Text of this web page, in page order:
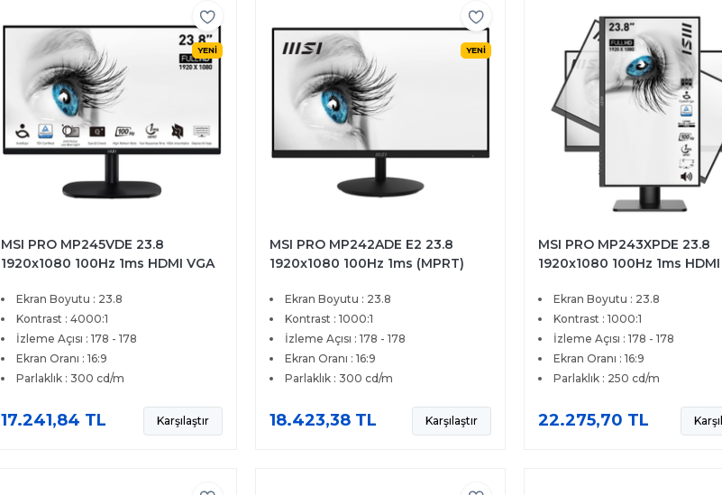
YENİ
MSI PRO MP245VDE 23.8
1920x1080 100Hz 1ms HDMI VGA
Ekran Boyutu : 23.8
Kontrast : 4000:1
İzleme Açısı : 178 - 178
Ekran Oranı : 16:9
Parlaklık : 300 cd/m
17.241,84 TL Karşılaştır
YENİ
MSI PRO MP242ADE E2 23.8
1920x1080 100Hz 1ms (MPRT)
Ekran Boyutu : 23.8
Kontrast : 1000:1
İzleme Açısı : 178 - 178
Ekran Oranı : 16:9
Parlaklık : 300 cd/m
18.423,38 TL Karşılaştır
MSI PRO MP243XPDE 23.8
1920x1080 100Hz 1ms
Ekran Boyutu : 23.8
Kontrast : 1000:1
İzleme Açısı : 178 - 178
Ekran Oranı : 16:9
Parlaklık : 250 cd/m
22.275,70 TL